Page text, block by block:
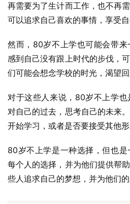
再需要为了生计而工作，也不再
可以追求自己喜欢的事情，享受自
然而，80岁不上学也可能会带
感到自己没有跟上时代的步伐，
们可能会想念学校的时光，渴望回
对于这些人来说，80岁不上学
对自己的过去，思考自己的未来
开始学习，或者是否要接受其他形
80岁不上学是一种选择，但也
每个人的选择，并为他们提供帮
些人追求自己的梦想，并为他们的